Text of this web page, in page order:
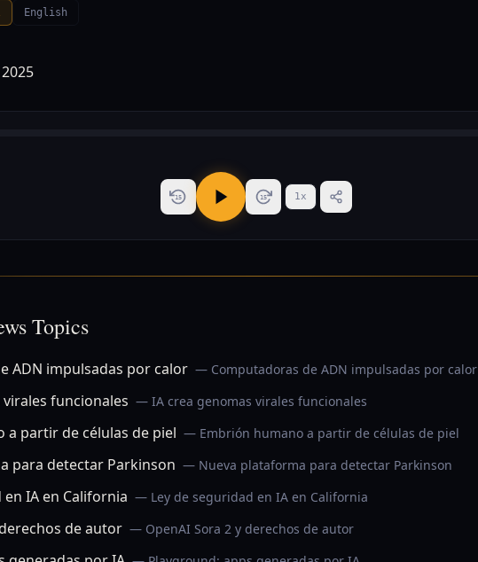
English
15 15 1x
Topics
ADN impulsadas por calor — Computadoras de ADN impulsadas por calor
funcionales — IA crea genomas virales funcionales
a partir de células de piel — Embrión humano a partir de células de piel
para detectar Parkinson — Nueva plataforma para detectar Parkinson
IA en California — Ley de seguridad en IA en California
de autor — OpenAI Sora 2 y derechos de autor